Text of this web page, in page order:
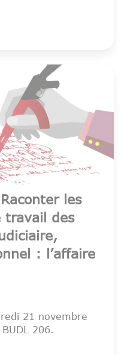
les
travail des
: l’affaire
21 novembre
206.